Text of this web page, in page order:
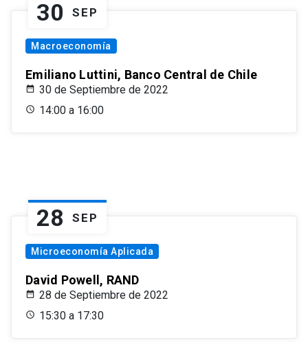
30 SEP
Macroeconomía
Emiliano Luttini, Banco Central de Chile
30 de Septiembre de 2022
14:00 a 16:00
28 SEP
Microeconomía Aplicada
David Powell, RAND
28 de Septiembre de 2022
15:30 a 17:30